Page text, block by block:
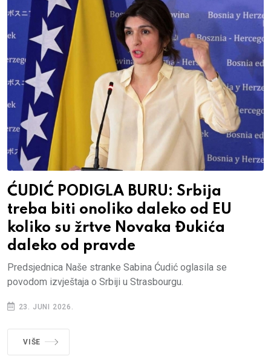
ĆUDIĆ PODIGLA BURU: Srbija
treba biti onoliko daleko od EU
koliko su žrtve Novaka Đukića
daleko od pravde
Predsjednica Naše stranke Sabina Ćudić oglasila se
povodom izvještaja o Srbiji u Strasbourgu.
23. JUNI 2026.
VIŠE